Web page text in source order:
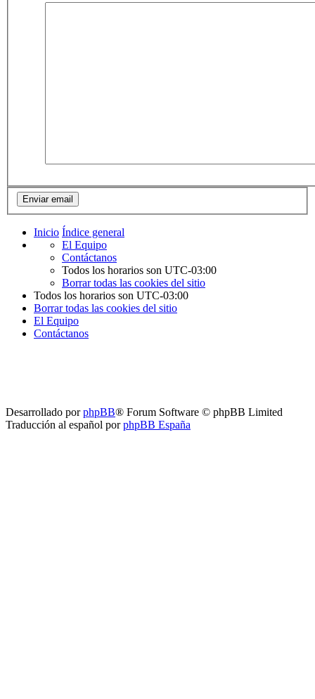
Inicio Índice general
El Equipo
Contáctanos
Todos los horarios son UTC-03:00
Borrar todas las cookies del sitio
Todos los horarios son UTC-03:00
Borrar todas las cookies del sitio
El Equipo
Contáctanos
Desarrollado porphpBB® Forum Software © phpBB Limited
Traducción al español porphpBB España